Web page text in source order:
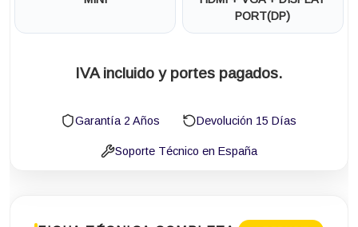
PORT(DP)
IVA incluido y portes pagados.
Garantía 2 Años Devolución 15 Días
Soporte Técnico en España